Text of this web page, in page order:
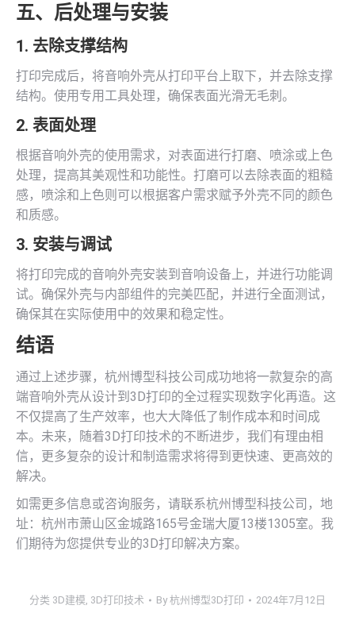
五、后处理与安装
1. 去除支撑结构
打印完成后，将音响外壳从打印平台上取下，并去除支撑
结构。使用专用工具处理，确保表面光滑无毛刺。
2. 表面处理
根据音响外壳的使用需求，对表面进行打磨、喷涂或上色
处理，提高其美观性和功能性。打磨可以去除表面的粗糙
感，喷涂和上色则可以根据客户需求赋予外壳不同的颜色
和质感。
3. 安装与调试
将打印完成的音响外壳安装到音响设备上，并进行功能调
试。确保外壳与内部组件的完美匹配，并进行全面测试，
确保其在实际使用中的效果和稳定性。
结语
通过上述步骤，杭州博型科技公司成功地将一款复杂的高
端音响外壳从设计到3D打印的全过程实现数字化再造。这
不仅提高了生产效率，也大大降低了制作成本和时间成
本。未来，随着3D打印技术的不断进步，我们有理由相
信，更多复杂的设计和制造需求将得到更快速、更高效的
解决。
如需更多信息或咨询服务，请联系杭州博型科技公司，地
址：杭州市萧山区金城路165号金瑞大厦13楼1305室。我
们期待为您提供专业的3D打印解决方案。
分类 3D建模, 3D打印技术 By杭州博型3D打印 2024年7月12日